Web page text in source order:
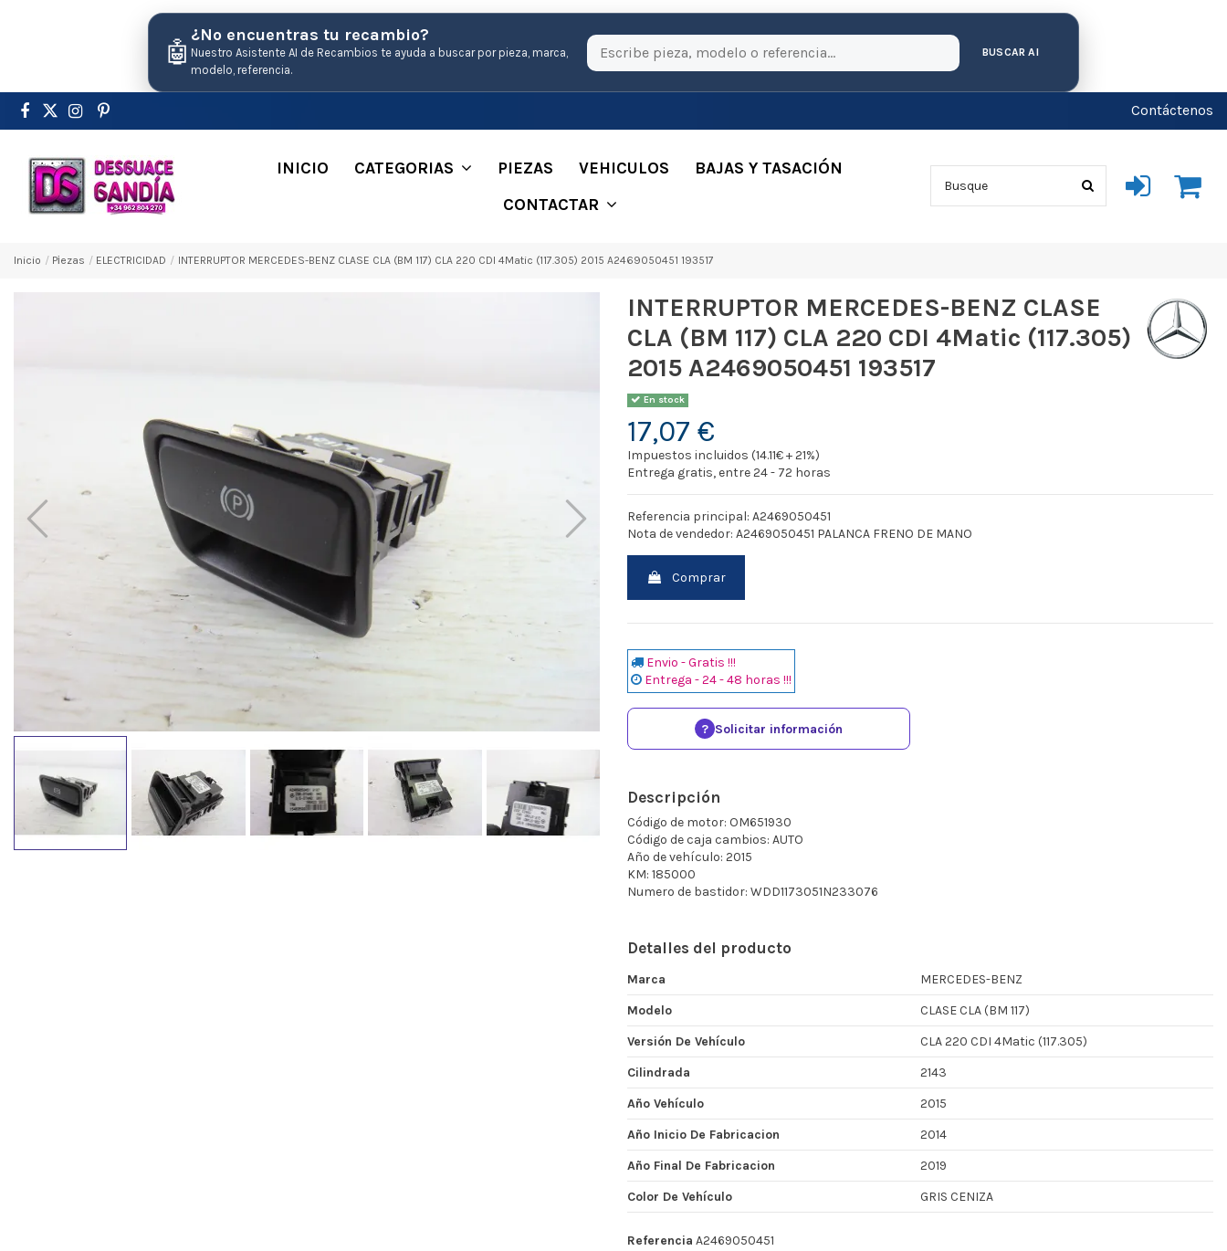
🤖
¿No encuentras tu recambio?
Nuestro Asistente AI de Recambios te ayuda a buscar por pieza, marca,
modelo, referencia.
BUSCAR AI
Contáctenos
INICIO CATEGORIAS PIEZAS VEHICULOS
BAJAS Y TASACIÓN
CONTACTAR
Inicio Pіezas ELECTRICIDAD INTERRUPTOR MERCEDES-BENZ CLASE CLA (BM 117) CLA 220 CDI 4Matic (117.305) 2015 A2469050451 193517
INTERRUPTOR MERCEDES-BENZ CLASE
CLA (BM 117) CLA 220 CDI 4Matic (117.305)
2015 A2469050451 193517
En stock
17,07 €
Impuestos incluidos (14.11€ + 21%)
Entrega gratis, entre 24 - 72 horas
Referencia principal: A2469050451
Nota de vendedor: A2469050451 PALANCA FRENO DE MANO
Comprar
Envio - Gratis !!!
Entrega - 24 - 48 horas !!!
? Solicitar información
Descripción
Código de motor: OM651930
Código de caja cambios: AUTO
Año de vehículo: 2015
KM: 185000
Numero de bastidor: WDD1173051N233076
Detalles del producto
Marca
MERCEDES-BENZ
Modelo
CLASE CLA (BM 117)
Versión De Vehículo
CLA 220 CDI 4Matic (117.305)
Cilindrada
2143
Año Vehículo
2015
Año Inicio De Fabricacion
2014
Año Final De Fabricacion
2019
Color De Vehículo
GRIS CENIZA
Referencia A2469050451